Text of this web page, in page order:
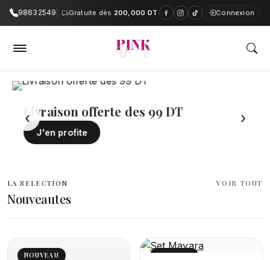
98632549 Gratuite dès 200,000 DT Connexion
PinkAndGrey — Boutique en
Livraison offerte des 99 DT
J'en profite
‹ ›
LA SELECTION
Nouveautes
VOIR TOUT
NOUVEAU NOUVEAU